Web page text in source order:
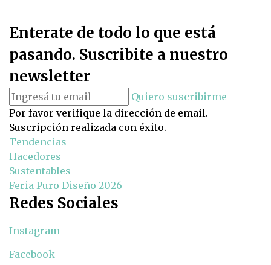
Enterate de todo lo que está
pasando. Suscribite a nuestro
newsletter
Quiero suscribirme
Por favor verifique la dirección de email.
Suscripción realizada con éxito.
Tendencias
Hacedores
Sustentables
Feria Puro Diseño 2026
Redes Sociales
Instagram
Facebook